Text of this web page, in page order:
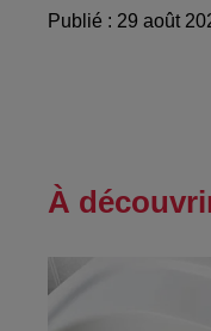
Publié : 29 août
À